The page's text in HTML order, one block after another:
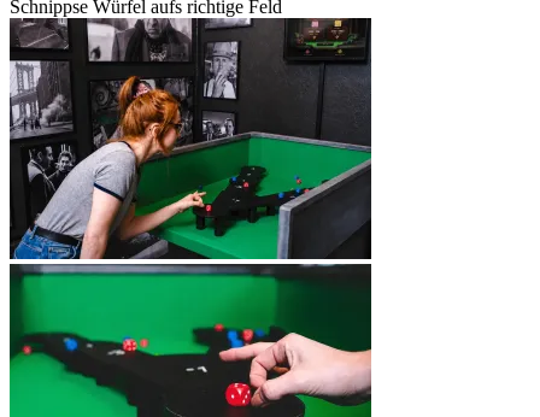
Schnippse Würfel aufs richtige Feld